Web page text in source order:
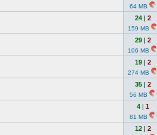
64 MB
24 | 2
159 MB
29 | 2
106 MB
19 | 2
274 MB
35 | 2
56 MB
4 | 1
81 MB
12 | 2